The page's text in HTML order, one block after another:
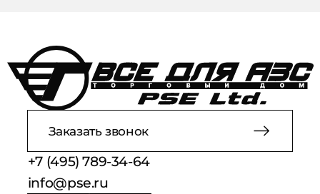
Заказать звонок
+7 (495) 789-34-64
info@pse.ru